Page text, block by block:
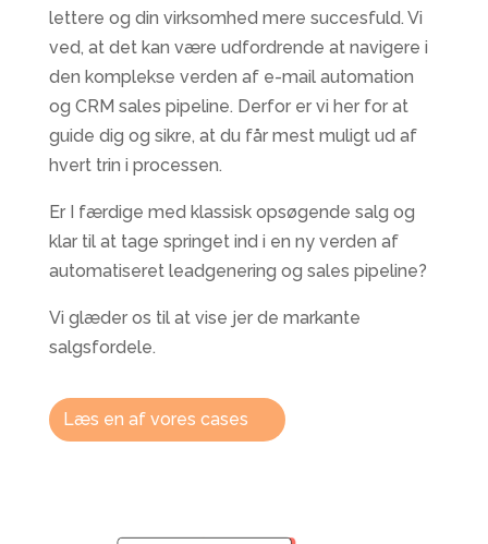
lettere og din virksomhed mere succesfuld. Vi
ved, at det kan være udfordrende at navigere i
den komplekse verden af e-mail automation
og CRM sales pipeline. Derfor er vi her for at
guide dig og sikre, at du får mest muligt ud af
hvert trin i processen.
Er I færdige med klassisk opsøgende salg og
klar til at tage springet ind i en ny verden af
automatiseret leadgenering og sales pipeline?
Vi glæder os til at vise jer de markante
salgsfordele.
Læs en af vores cases